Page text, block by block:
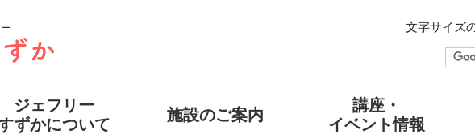
文字サイズ
ジェフリー
ずかについて
施設のご案内
講座・
イベント情報